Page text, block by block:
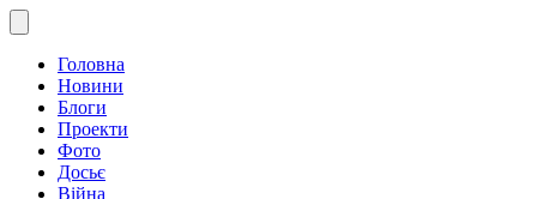
Головна
Новини
Блоги
Проекти
Фото
Досьє
Війна